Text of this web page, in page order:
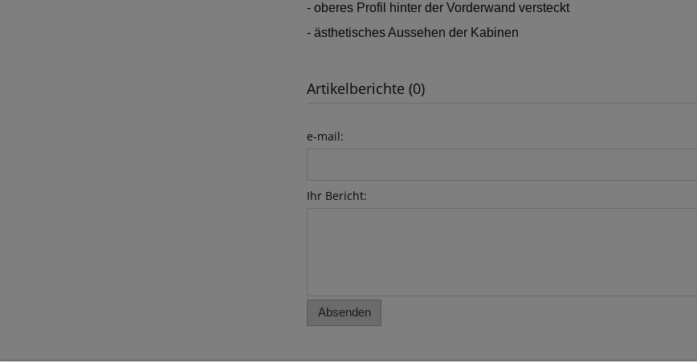
- oberes Profil hinter der Vorderwand versteckt
- ästhetisches Aussehen der Kabinen
Artikelberichte (0)
e-mail:
Ihr Bericht:
Absenden